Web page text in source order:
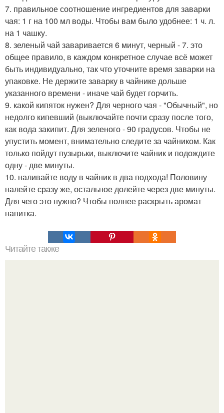
7. правильное соотношение ингредиентов для заварки
чая: 1 г на 100 мл воды. Чтобы вам было удобнее: 1 ч. л.
на 1 чашку.
8. зеленый чай заваривается 6 минут, черный - 7. это
общее правило, в каждом конкретное случае всё может
быть индивидуально, так что уточните время заварки на
упаковке. Не держите заварку в чайнике дольше
указанного времени - иначе чай будет горчить.
9. какой кипяток нужен? Для черного чая - "Обычный", но
недолго кипевший (выключайте почти сразу после того,
как вода закипит. Для зеленого - 90 градусов. Чтобы не
упустить момент, внимательно следите за чайником. Как
только пойдут пузырьки, выключите чайник и подождите
одну - две минуты.
10. наливайте воду в чайник в два подхода! Половину
налейте сразу же, остальное долейте через две минуты.
Для чего это нужно? Чтобы полнее раскрыть аромат
напитка.
Читайте также